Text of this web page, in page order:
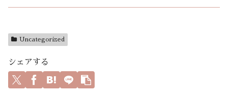
Uncategorized
シェアする